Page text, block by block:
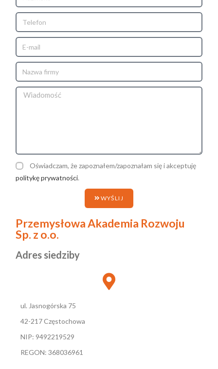
Oświadczam, że zapoznałem/zapoznałam się i akceptuję
politykę prywatności.
WYŚLIJ
Przemysłowa Akademia Rozwoju
Sp. z o.o.
Adres siedziby
ul. Jasnogórska 75
42-217 Częstochowa
NIP: 9492219529
REGON: 368036961